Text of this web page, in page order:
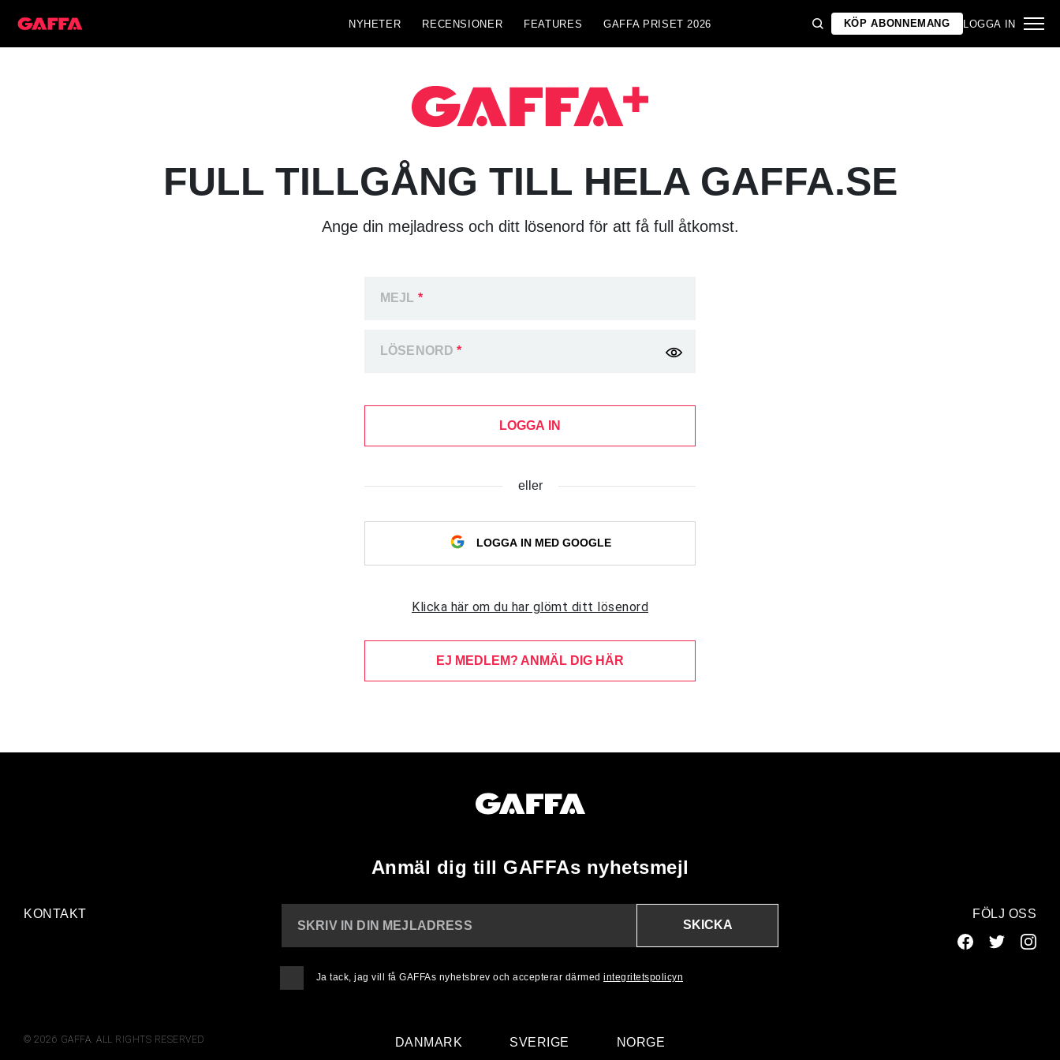
NYHETER RECENSIONER FEATURES GAFFA PRISET 2026 KÖP ABONNEMANG LOGGA IN
FULL TILLGÅNG TILL HELA GAFFA.SE
Ange din mejladress och ditt lösenord för att få full åtkomst.
MEJL *
LÖSENORD*
LOGGA IN
eller
LOGGA IN MED GOOGLE
Klicka här om du har glömt ditt lösenord
EJ MEDLEM? ANMÄL DIG HÄR
Anmäl dig till GAFFAs nyhetsmejl
KONTAKT
SKRIV IN DIN MEJLADRESS
SKICKA
Ja tack, jag vill få GAFFAs nyhetsbrev och accepterar därmed integritetspolicyn
FÖLJ OSS
© 2026 GAFFA. ALL RIGHTS RESERVED DANMARK SVERIGE NORGE